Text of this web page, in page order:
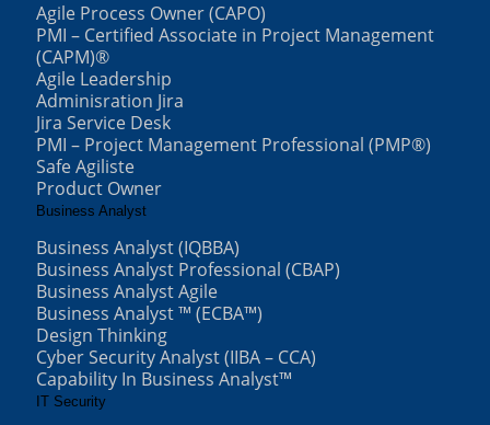
Agile Process Owner (CAPO)
PMI – Certified Associate in Project Management
(CAPM)®
Agile Leadership
Adminisration Jira
Jira Service Desk
PMI – Project Management Professional (PMP®)
Safe Agiliste
Product Owner
Business Analyst
Business Analyst (IQBBA)
Business Analyst Professional (CBAP)
Business Analyst Agile
Business Analyst ™ (ECBA™)
Design Thinking
Cyber Security Analyst (IIBA – CCA)
Capability In Business Analyst™
IT Security